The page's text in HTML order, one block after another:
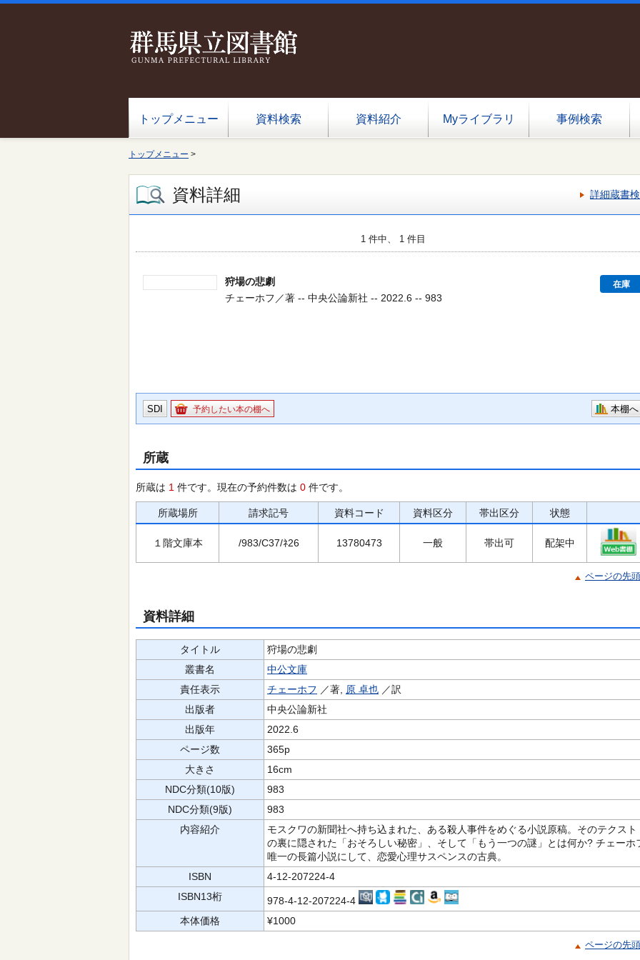
トップメニュー 資料検索 資料紹介 Myライブラリ 事例検索
トップメニュー >
資料詳細 詳細蔵書
1 件中、 1 件目
狩場の悲劇 在庫
チェーホフ／著 -- 中央公論新社 -- 2022.6 -- 983
SDI 予約したい本の棚へ 本棚へ
所蔵
所蔵は 1 件です。現在の予約件数は 0 件です。
所蔵場所 請求記号 資料コード 資料区分 帯出区分 状態
１階文庫本 /983/C37/ﾈ26 13780473 一般 帯出可 配架中
ページの先
資料詳細
タイトル
狩場の悲劇
叢書名
中公文庫
責任表示
チェーホフ ／著, 原 卓也 ／訳
出版者
中央公論新社
出版年
2022.6
ページ数
365p
大きさ
16cm
NDC分類(10版)
983
NDC分類(9版)
983
内容紹介
モスクワの新聞社へ持ち込まれた、ある殺人事件をめぐる小説原稿。そのテクスト
の裏に隠された「おそろしい秘密」、そして「もう一つの謎」とは何か? チェーホ
唯一の長篇小説にして、恋愛心理サスペンスの古典。
ISBN
4-12-207224-4
ISBN13桁
978-4-12-207224-4
本体価格
¥1000
ページの先